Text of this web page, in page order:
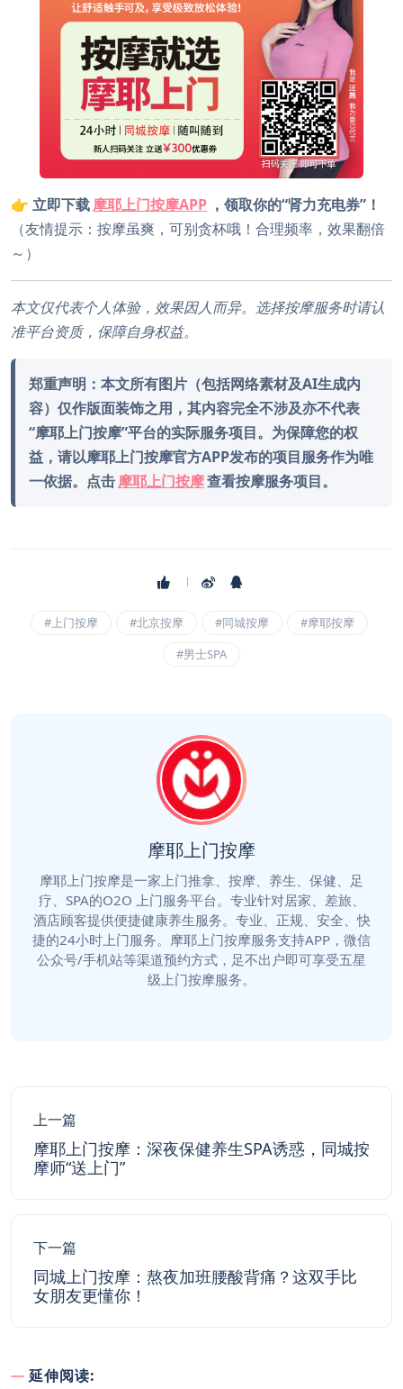
👉 立即下载摩耶上门按摩APP ，领取你的“肾力充电券”！
（友情提示：按摩虽爽，可别贪杯哦！合理频率，效果翻倍
～）
本文仅代表个人体验，效果因人而异。选择按摩服务时请认
准平台资质，保障自身权益。
郑重声明：本文所有图片（包括网络素材及AI生成内
容）仅作版面装饰之用，其内容完全不涉及亦不代表
“摩耶上门按摩”平台的实际服务项目。为保障您的权
益，请以摩耶上门按摩官方APP发布的项目服务作为唯
一依据。点击摩耶上门按摩查看按摩服务项目。
#上门按摩 #北京按摩 #同城按摩
#摩耶按摩
#男士SPA
摩耶上门按摩
摩耶上门按摩是一家上门推拿、按摩、养生、保健、足
疗、SPA的O2O 上门服务平台。专业针对居家、差旅、
酒店顾客提供便捷健康养生服务。专业、正规、安全、快
捷的24小时上门服务。摩耶上门按摩服务支持APP，微信
公众号/手机站等渠道预约方式，足不出户即可享受五星
级上门按摩服务。
上一篇
摩耶上门按摩：深夜保健养生SPA诱惑，同城按
摩师“送上门”
下一篇
同城上门按摩：熬夜加班腰酸背痛？这双手比
女朋友更懂你！
延伸阅读: